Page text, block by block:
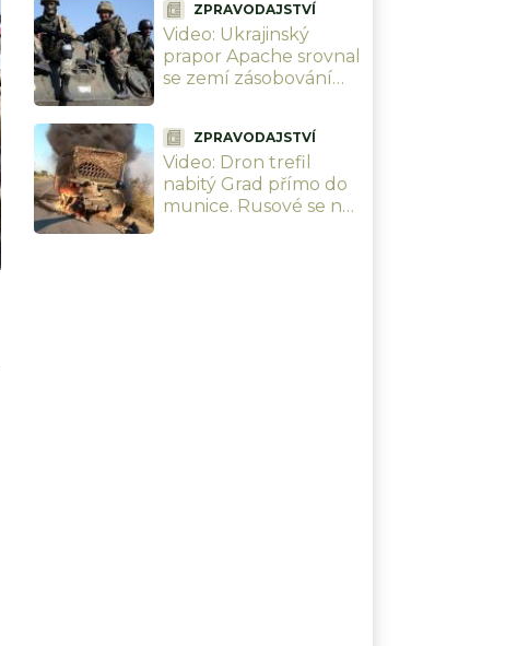
ně fanaticky
ZPRAVODAJSTVÍ
Video: Ukrajinský
prapor Apache srovnal
se zemí zásobování
ZPRAVODAJSTVÍ
Video: Dron trefil
nabitý Grad přímo do
munice. Rusové se na